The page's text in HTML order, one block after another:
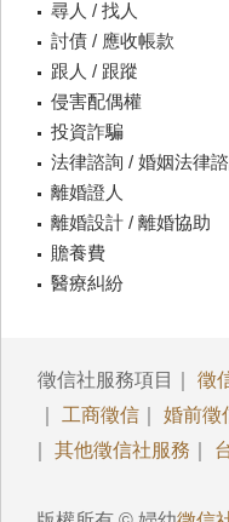
尋人 / 找人
討債 / 應收帳款
跟人 / 跟蹤
侵害配偶權
投資詐騙
法律諮詢 / 婚姻法律
離婚證人
離婚設計 / 離婚協助
贍養費
醫療糾紛
徵信社服務項目｜ 徵
工商徵信 婚前徵
其他徵信社服務